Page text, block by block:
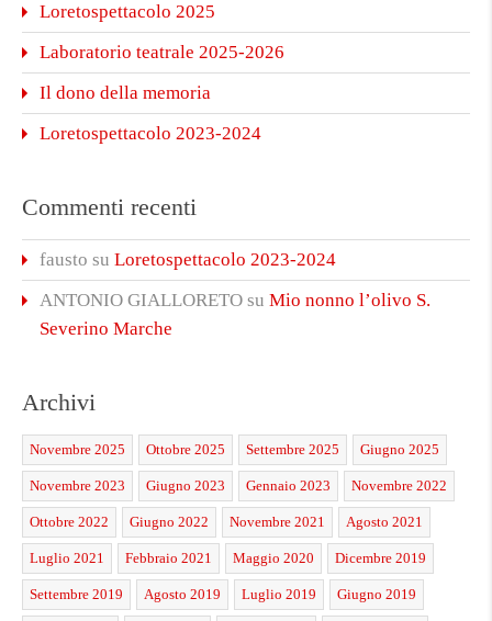
Loretospettacolo 2025
Laboratorio teatrale 2025-2026
Il dono della memoria
Loretospettacolo 2023-2024
Commenti recenti
fausto su Loretospettacolo 2023-2024
ANTONIO GIALLORETO su Mio nonno l’olivo S.
Severino Marche
Archivi
Novembre 2025 Ottobre 2025 Settembre 2025 Giugno 2025
Novembre 2023 Giugno 2023 Gennaio 2023 Novembre 2022
Ottobre 2022 Giugno 2022 Novembre 2021 Agosto 2021
Luglio 2021 Febbraio 2021 Maggio 2020 Dicembre 2019
Settembre 2019 Agosto 2019 Luglio 2019 Giugno 2019